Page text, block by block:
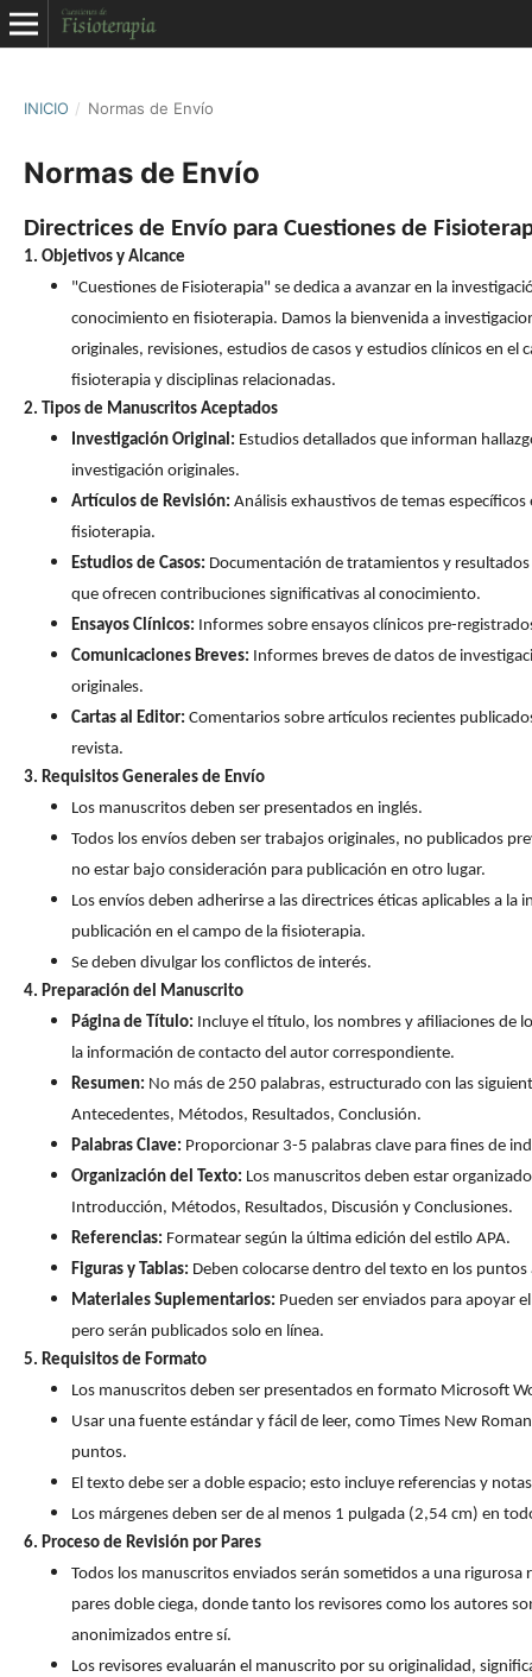
INICIO / Normas de Envío
Normas de Envío
Directrices de Envío para Cuestiones de
1. Objetivos y Alcance
"Cuestiones de Fisioterapia" se dedica a avanzar en la
conocimiento en fisioterapia. Damos la bienvenida a
originales, revisiones, estudios de casos y estudios clínicos en el
fisioterapia y disciplinas relacionadas.
2. Tipos de Manuscritos Aceptados
Investigación Original: Estudios detallados que informan
investigación originales.
Artículos de Revisión: Análisis exhaustivos de temas específicos
fisioterapia.
Estudios de Casos: Documentación de tratamientos y
que ofrecen contribuciones significativas al conocimiento.
Ensayos Clínicos: Informes sobre ensayos clínicos pre-
Comunicaciones Breves: Informes breves de datos de
originales.
Cartas al Editor: Comentarios sobre artículos recientes
revista.
3. Requisitos Generales de Envío
Los manuscritos deben ser presentados en inglés.
Todos los envíos deben ser trabajos originales, no publicados
no estar bajo consideración para publicación en otro lugar.
Los envíos deben adherirse a las directrices éticas aplicables a la
publicación en el campo de la fisioterapia.
Se deben divulgar los conflictos de interés.
4. Preparación del Manuscrito
Página de Título: Incluye el título, los nombres y afiliaciones de
la información de contacto del autor correspondiente.
Resumen: No más de 250 palabras, estructurado con las
Antecedentes, Métodos, Resultados, Conclusión.
Palabras Clave: Proporcionar 3-5 palabras clave para fines de
Organización del Texto: Los manuscritos deben estar
Introducción, Métodos, Resultados, Discusión y Conclusiones.
Referencias: Formatear según la última edición del estilo APA.
Figuras y Tablas: Deben colocarse dentro del texto en los
Materiales Suplementarios: Pueden ser enviados para apoyar
pero serán publicados solo en línea.
5. Requisitos de Formato
Los manuscritos deben ser presentados en formato Microsoft
Usar una fuente estándar y fácil de leer, como Times New
puntos.
El texto debe ser a doble espacio; esto incluye referencias y
Los márgenes deben ser de al menos 1 pulgada (2,54 cm) en
6. Proceso de Revisión por Pares
Todos los manuscritos enviados serán sometidos a una rigurosa
pares doble ciega, donde tanto los revisores como los autores
anonimizados entre sí.
Los revisores evaluarán el manuscrito por su originalidad,